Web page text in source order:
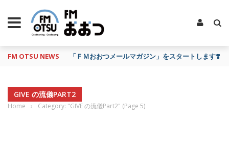
FM OTSU NEWS 「ＦＭおおつメールマガジン」をスタートします❣️
GIVE の流儀PART2
Home › Category: "GIVE の流儀Part2" (Page 5)